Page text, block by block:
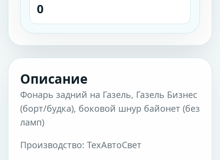
0
Описание
Фонарь задний на Газель, Газель Бизнес
(борт/будка), боковой шнур байонет (без
ламп)
Производство: ТехАвтоСвет